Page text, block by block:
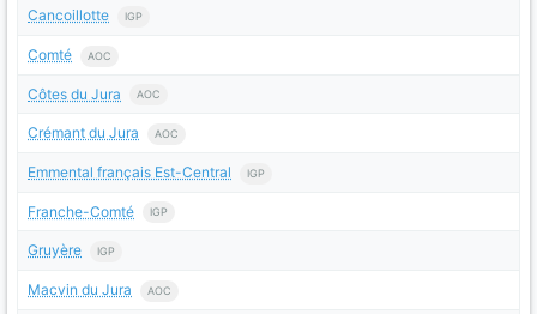
Cancoillotte IGP
Comté AOC
Côtes du Jura AOC
Crémant du Jura AOC
Emmental français Est-Central IGP
Franche-Comté IGP
Gruyère IGP
Macvin du Jura AOC